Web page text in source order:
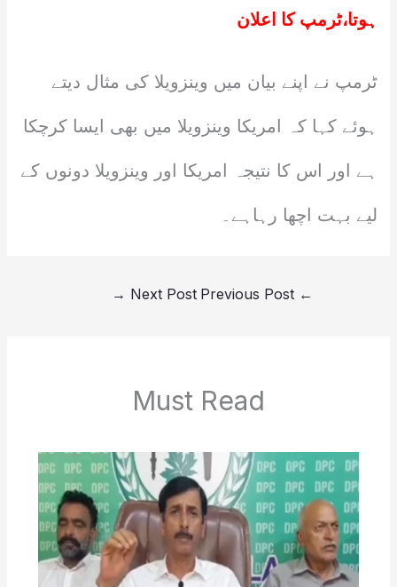
ہوتا،ٹرمپ کا اعلان
ٹرمپ نے اپنے بیان میں وینزویلا کی مثال دیتے
ہوئے کہا کہ امریکا وینزویلا میں بھی ایسا کرچکا
ہے اور اس کا نتیجہ امریکا اور وینزویلا دونوں کے
لیے بہت اچھا رہاہے۔
←
Next Post
→
Must Read